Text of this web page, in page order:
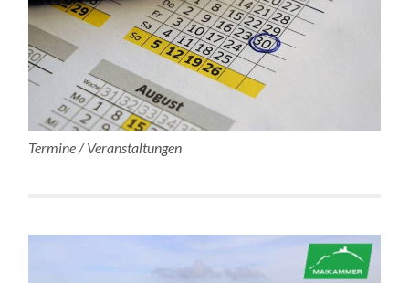
Termine / Veranstaltungen